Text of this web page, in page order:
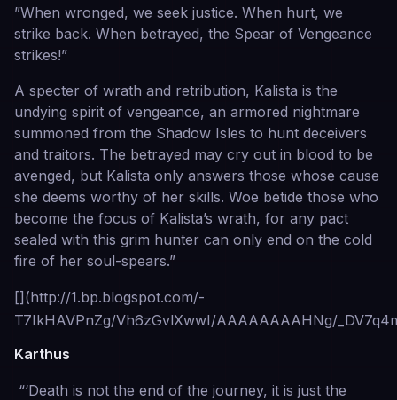
”When wronged, we seek justice. When hurt, we
strike back. When betrayed, the Spear of Vengeance
strikes!”
A specter of wrath and retribution, Kalista is the
undying spirit of vengeance, an armored nightmare
summoned from the Shadow Isles to hunt deceivers
and traitors. The betrayed may cry out in blood to be
avenged, but Kalista only answers those whose cause
she deems worthy of her skills. Woe betide those who
become the focus of Kalista’s wrath, for any pact
sealed with this grim hunter can only end on the cold
fire of her soul-spears.”
[](http://1.bp.blogspot.com/-
T7IkHAVPnZg/Vh6zGvlXwwI/AAAAAAAAHNg/
Karthus
“‘Death is not the end of the journey, it is just the